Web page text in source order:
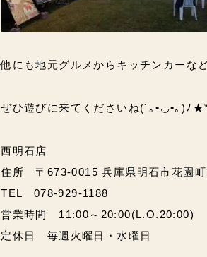
他にも地元グルメからキッチンカーな
ぜひ遊びに来てくださいね(´｡•◡•｡)ﾉ
西明石店
住所 〒673-0015 兵庫県明石市花園
TEL 078-929-1188
営業時間 11:00～20:00(L.O.20:00)
定休日 毎週火曜日・水曜日